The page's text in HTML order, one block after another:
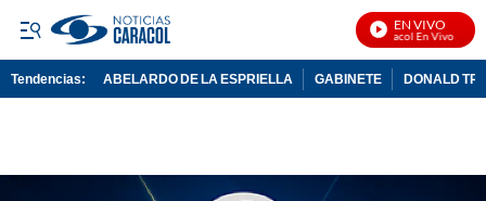
EN VIVO
Noticias Caracol En Vivo
Tendencias: ABELARDO DE LA ESPRIELLA GABINETE DONALD